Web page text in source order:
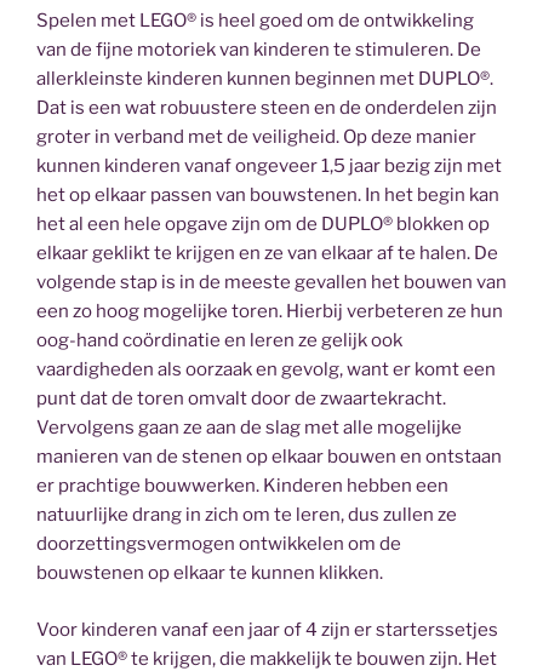
Spelen met LEGO® is heel goed om de ontwikkeling
van de fijne motoriek van kinderen te stimuleren. De
allerkleinste kinderen kunnen beginnen met DUPLO®.
Dat is een wat robuustere steen en de onderdelen zijn
groter in verband met de veiligheid. Op deze manier
kunnen kinderen vanaf ongeveer 1,5 jaar bezig zijn met
het op elkaar passen van bouwstenen. In het begin kan
het al een hele opgave zijn om de DUPLO® blokken op
elkaar geklikt te krijgen en ze van elkaar af te halen. De
volgende stap is in de meeste gevallen het bouwen van
een zo hoog mogelijke toren. Hierbij verbeteren ze hun
oog-hand coördinatie en leren ze gelijk ook
vaardigheden als oorzaak en gevolg, want er komt een
punt dat de toren omvalt door de zwaartekracht.
Vervolgens gaan ze aan de slag met alle mogelijke
manieren van de stenen op elkaar bouwen en ontstaan
er prachtige bouwwerken. Kinderen hebben een
natuurlijke drang in zich om te leren, dus zullen ze
doorzettingsvermogen ontwikkelen om de
bouwstenen op elkaar te kunnen klikken.
Voor kinderen vanaf een jaar of 4 zijn er starterssetjes
van LEGO® te krijgen, die makkelijk te bouwen zijn. Het